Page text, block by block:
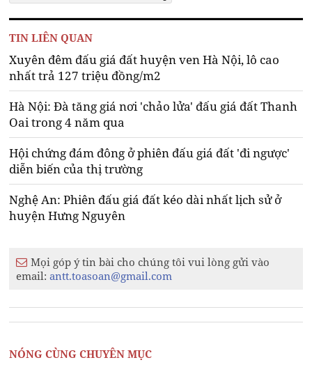
TIN LIÊN QUAN
Xuyên đêm đấu giá đất huyện ven Hà Nội, lô cao
nhất trả 127 triệu đồng/m2
Hà Nội: Đà tăng giá nơi 'chảo lửa' đấu giá đất Thanh
Oai trong 4 năm qua
Hội chứng đám đông ở phiên đấu giá đất 'đi ngược'
diễn biến của thị trường
Nghệ An: Phiên đấu giá đất kéo dài nhất lịch sử ở
huyện Hưng Nguyên
Mọi góp ý tin bài cho chúng tôi vui lòng gửi vào
email:antt.toasoan@gmail.com
NÓNG CÙNG CHUYÊN MỤC